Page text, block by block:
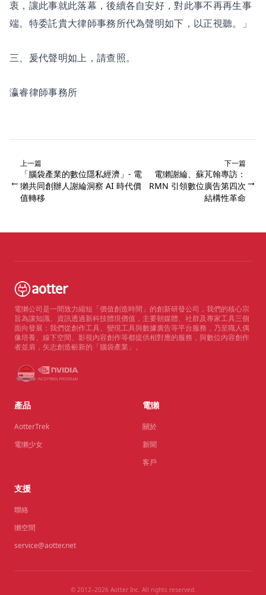
衷，讓此事就此落幕，後續各自安好，對此事不再再生事
端。特委託貴大律師事務所代為聲明如下，以正視聽。」
三、爰代聲明如上，請查照。
瀛睿律師事務所
←
上一篇
「腦袋產業的數位隱私經濟」- 電
獺共同創辦人謝綸洞察 AI 時代價
值轉移
下一篇
電獺謝綸、蘇芃翰專訪：
RMN 引領數位廣告第四次
結構性革命
→
電獺公司是一間致力縮短「價值創造時間」的創新研發公司，我們的核心宗
旨為讓知識、資訊透過新科技體現價值，主要朝媒體、社群及專家工具三個
面向發展；我們從創作工具、變現工具與數據廣告等平台服務，乃至職人偶
像培養、線下空間、影視內容創作等都提供相對應的服務，與數位內容創作
者並肩，矢志創造嶄新的「腦袋產業」。
產品
AotterTrek
電獺少女
電獺
關於
新聞
客戶
支援
聯絡
獺空間
service@aotter.net
© 2012–2026 Aotter Inc. All rights reserved.